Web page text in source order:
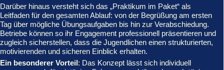
Darüber hinaus versteht sich das „Praktikum im Paket“ als
Leitfaden für den gesamten Ablauf: von der Begrüßung am ersten
Tag über mögliche Übungsaufgaben bis hin zur Verabschiedung.
Betriebe können so ihr Engagement professionell präsentieren und
zugleich sicherstellen, dass die Jugendlichen einen strukturierten,
motivierenden und sicheren Einblick erhalten.
Ein besonderer Vorteil : Das Konzept lässt sich individuell